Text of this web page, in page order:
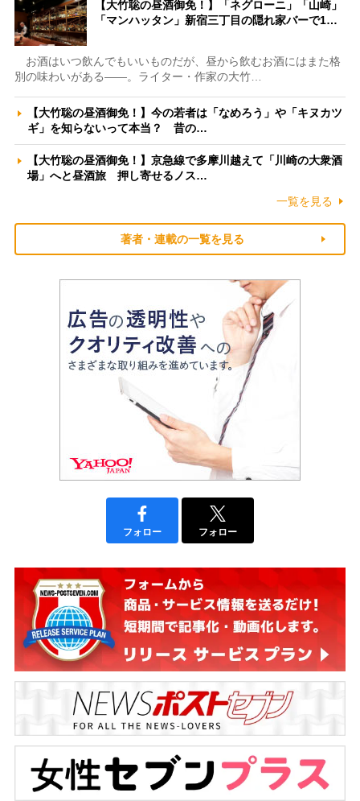
【大竹聡の昼酒御免！】「ネグローニ」「山崎」
「マンハッタン」新宿三丁目の隠れ家バーで1…
お酒はいつ飲んでもいいものだが、昼から飲むお酒にはまた格
別の味わいがある――。ライター・作家の大竹…
【大竹聡の昼酒御免！】今の若者は「なめろう」や「キヌカツ
ギ」を知らないって本当？ 昔の…
【大竹聡の昼酒御免！】京急線で多摩川越えて「川崎の大衆酒
場」へと昼酒旅 押し寄せるノス…
一覧を見る
著者・連載の一覧を見る
フォロー フォロー